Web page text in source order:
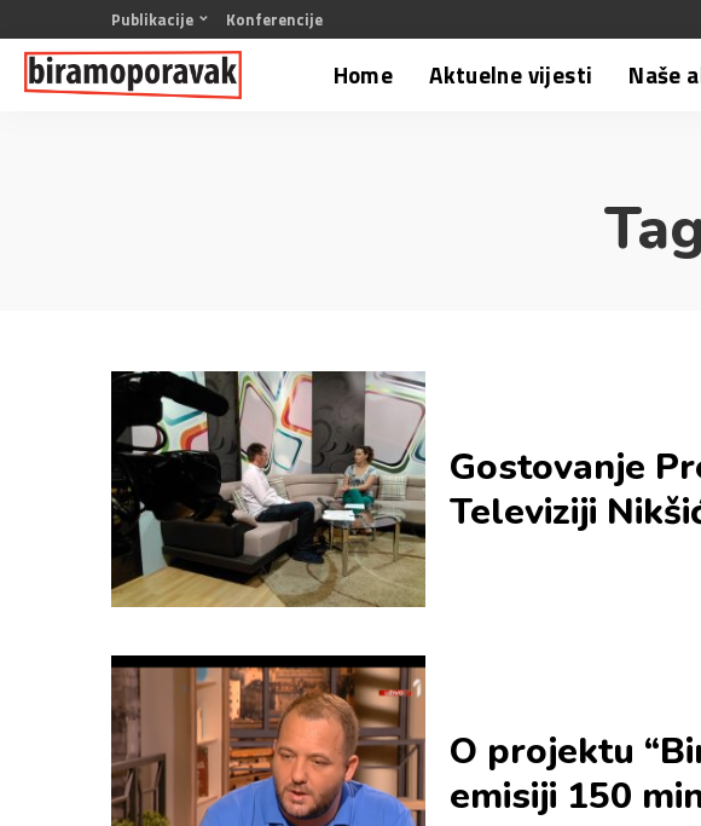
Publikacije Konferencije
Home Aktuelne vijesti Naše
Gostovanje
Televiziji
O projektu
emisiji 150